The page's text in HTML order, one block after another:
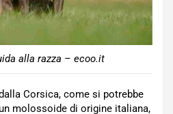
alla razza – ecoo.it
Corsica, come si potrebbe
molossoide di origine italiana,